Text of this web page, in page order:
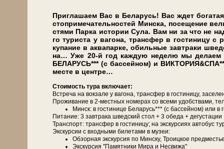
Приглашаем Вас в Бе­ла­русь! Вас ждет
сто­при­ме­ча­тель­но­стей Мин­ска, посещение
стя­ми Парка ис­то­рии Су­ла. Вам ни за что не
го ту­ри­ста у ва­го­на, транс­фер в го­сти­ни­цу
купание в ак­ва­пар­ке, обильные завтраки
на… Уже 20-й год каж­дую не­де­лю мы де­ла­ем
БЕЛАРУСЬ*** (с бас­сей­ном) и
месте в центре…
Сто­и­мость ту­ра вклю­ча­ет:
Встреча на вок­за­ле у ва­го­на, транс­фер в го­сти­ни­цу,
Про­жи­ва­ние в 2-местных но­ме­рах со все­ми удоб­ства­ми,
Минск: в го­сти­ни­це Бе­ла­русь*** (с бас­сей­ном) или
Питание: 3 зав­тра­ка швед­ский стол + 3 обе­да + де­густа­ции
Транс­порт: транс­фер в го­сти­ни­цу; на экс­кур­си­ях ав­то­бус
Экскурсии с вход­ны­ми би­ле­та­ми в му­зеи:
Об­зор­ная экскурсия по Мин­ску, Тро­иц­кое
Экс­кур­сия "Памятники Мира и Несвижа"